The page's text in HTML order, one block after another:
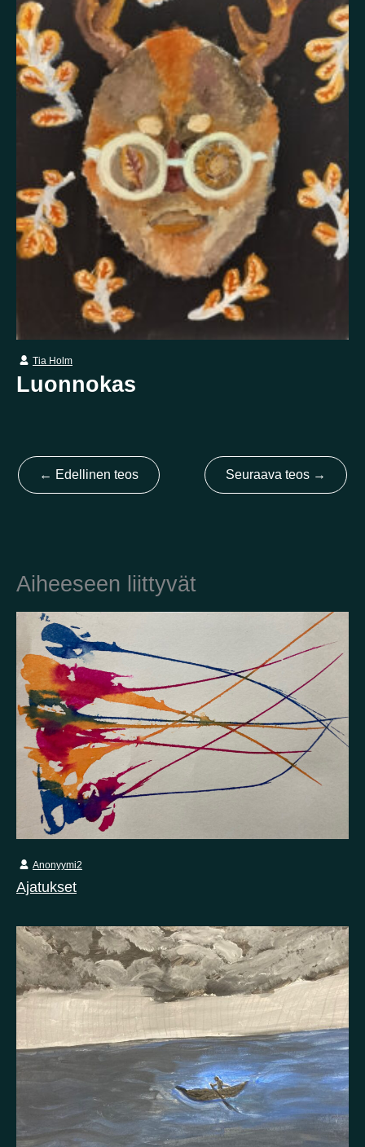
Itsetuhoisuus
Jännitys
Kaipaus
Kaksisuuntainen mielialahäiriö
Kärsimys
Kiitollisuus
Kuolema Kuuloharhat
Luonto
Luottamus
Mania Masennus
Mindfulness
Muisto
Oikeudenmukaisuus Onni
Paha olo
Pakko-oireinen häiriö
Paniikki
Pelko
Persoonallisuushäiriö
Psykoosi
Rakkaus
Rauhallisuus
Rauhattomuus
Riippuvuus
Rohkeus
Seksuaalisuus Skitsofrenia
Suojelusenkeli
Surrealismi Suru
Syömishäiriö
Syyllisyys
Toivo
Tulevaisuus
Turvallisuus
Unettomuus Uni
Uupumus
Vääryys
Vainoharhaisuus Valemuisto
Vapaus
Veistos
Viha
Suomi Australia Brasilia Ei valittu
Viro
Yhdysvallat
Not selected
Tia Holm
Luonnokas
← Edellinen teos Seuraava teos →
Aiheeseen liittyvät
Ajatukset
Anonyymi2